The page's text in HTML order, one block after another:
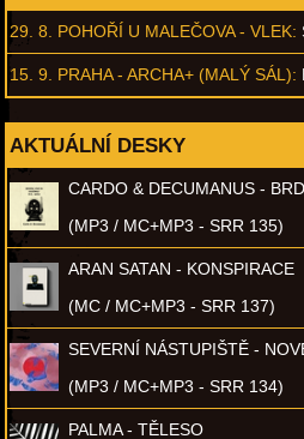
29. 8. POHOŘÍ U MALEČOVA - VLEK:
15. 9. PRAHA - ARCHA+ (MALÝ SÁL):
AKTUÁLNÍ DESKY
CARDO & DECUMANUS -
(MP3 / MC+MP3 - SRR 135)
ARAN SATAN - KONSPIRACE
(MC / MC+MP3 - SRR 137)
SEVERNÍ NÁSTUPIŠTĚ -
(MP3 / MC+MP3 - SRR 134)
PALMA - TĚLESO